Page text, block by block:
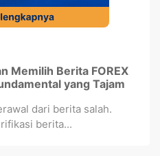
Memilih Berita FOREX
yang Tajam
dari berita salah.
berita...